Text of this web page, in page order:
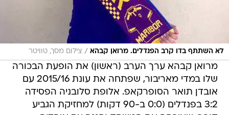
לא השתתף בדו קרב הפנדלים. מרואן קבהא / צילום מסך, טוויטר
מרואן קבהא ערך הערב (ראשון) את הופעת הבכורה
שלו במדי מאריבור, שפתחה את עונת 2015/16 עם
אובדן תואר הסופרקאפ. אלופת סלובניה הפסידה
3:2 בפנדלים (0:0 ב-90 דקות) למחזיקת הגביע